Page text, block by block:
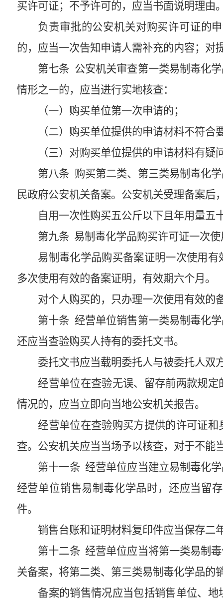
买许可证；不予许可的，应当书面说明理由
负责审批的公安机关对购买许可证的
的，应当一次告知申请人需补充的内容；对
第七条 公安机关审查第一类易制毒化
情形之一的，应当进行实地核查：
（一）购买单位第一次申请的；
（二）购买单位提供的申请材料不符合
（三）对购买单位提供的申请材料有疑
第八条 购买第二类、第三类易制毒化
民政府公安机关备案。公安机关受理备案后
自用一次性购买五公斤以下且年用量五
第九条 易制毒化学品购买许可证一次
易制毒化学品购买备案证明一次使用
多次使用有效的备案证明，有效期六个月。
对个人购买的，只办理一次使用有效的
第十条 经营单位销售第一类易制毒化
还应当查验购买人持有的委托文书。
委托文书应当载明委托人与被委托人双
经营单位在查验无误、留存前两款规
情况的，应当立即向当地公安机关报告。
经营单位在查验购买方提供的许可证
查。公安机关应当当场予以核查，对于不能
第十一条经营单位应当建立易制毒化
经营单位销售易制毒化学品时，还应当留
件。
销售台账和证明材料复印件应当保存二
第十二条经营单位应当将第一类易制
关备案，将第二类、第三类易制毒化学品的
备案的销售情况应当包括销售单位、